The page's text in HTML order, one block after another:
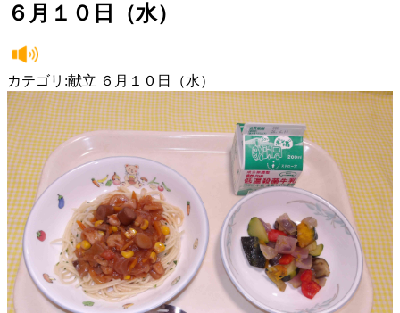
６月１０日（水）
カテゴリ:献立 ６月１０日（水）